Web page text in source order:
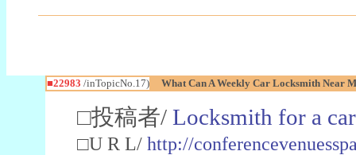
■22983 /inTopicNo.17) What Can A Weekly Car Locksmith Near
□投稿者/ Locksmith for a car
□U R L/ http://